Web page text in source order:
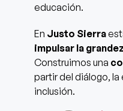
educación.
En Justo Sierra
impulsar la
Construimos una
partir del diálogo,
inclusión.